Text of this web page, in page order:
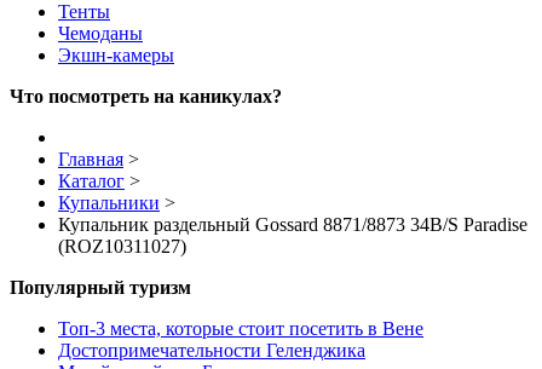
Тенты
Чемоданы
Экшн-камеры
Что посмотреть на каникулах?
Главная >
Каталог >
Купальники >
Купальник раздельный Gossard 8871/8873 34B/S Paradise
(ROZ10311027)
Популярный туризм
Топ-3 места, которые стоит посетить в Вене
Достопримечательности Геленджика